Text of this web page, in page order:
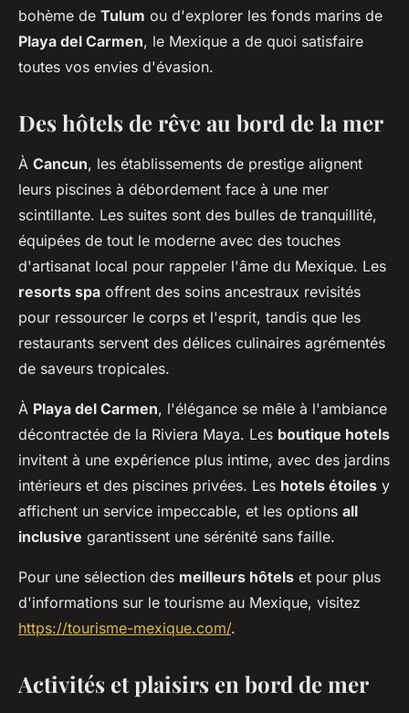
bohème de Tulum ou d'explorer les fonds marins de
Playa del Carmen, le Mexique a de quoi satisfaire
toutes vos envies d'évasion.
Des hôtels de rêve au bord de la mer
À Cancun, les établissements de prestige alignent
leurs piscines à débordement face à une mer
scintillante. Les suites sont des bulles de tranquillité,
équipées de tout le moderne avec des touches
d'artisanat local pour rappeler l'âme du Mexique. Les
resorts spa offrent des soins ancestraux revisités
pour ressourcer le corps et l'esprit, tandis que les
restaurants servent des délices culinaires agrémentés
de saveurs tropicales.
À Playa del Carmen, l'élégance se mêle à l'ambiance
décontractée de la Riviera Maya. Les boutique hotels
invitent à une expérience plus intime, avec des jardins
intérieurs et des piscines privées. Les hotels étoiles y
affichent un service impeccable, et les options all
inclusive garantissent une sérénité sans faille.
Pour une sélection des meilleurs hôtels et pour plus
d'informations sur le tourisme au Mexique, visitez
https://tourisme-mexique.com/.
Activités et plaisirs en bord de mer